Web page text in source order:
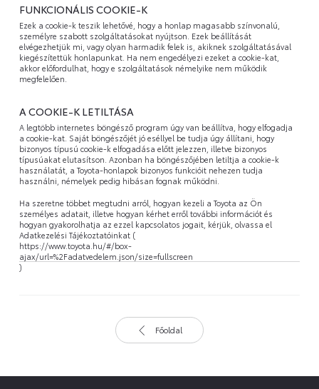
FUNKCIONÁLIS COOKIE-K
Ezek a cookie-k teszik lehetővé, hogy a honlap magasabb színvonalú,
személyre szabott szolgáltatásokat nyújtson. Ezek beállítását
elvégezhetjük mi, vagy olyan harmadik felek is, akiknek szolgáltatásával
kiegészítettük honlapunkat. Ha nem engedélyezi ezeket a cookie-kat,
akkor előfordulhat, hogy e szolgáltatások némelyike nem működik
megfelelően.
A COOKIE-K LETILTÁSA
A legtöbb internetes böngésző program úgy van beállítva, hogy elfogadja
a cookie-kat. Saját böngészőjét jó eséllyel be tudja úgy állítani, hogy
bizonyos típusú cookie-k elfogadása előtt jelezzen, illetve bizonyos
típusúakat elutasítson. Azonban ha böngészőjében letiltja a cookie-k
használatát, a Toyota-honlapok bizonyos funkcióit nehezen tudja
használni, némelyek pedig hibásan fognak működni.
Ha szeretne többet megtudni arról, hogyan kezeli a Toyota az Ön
személyes adatait, illetve hogyan kérhet erről további információt és
hogyan gyakorolhatja az ezzel kapcsolatos jogait, kérjük, olvassa el
Adatkezelési Tájékoztatóinkat (
https://www.toyota.hu/#/box-
ajax/url=%2Fadatvedelem.json/size=fullscreen
)
Főoldal